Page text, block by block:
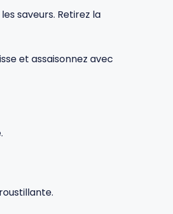
saveurs. Retirez la
et assaisonnez avec